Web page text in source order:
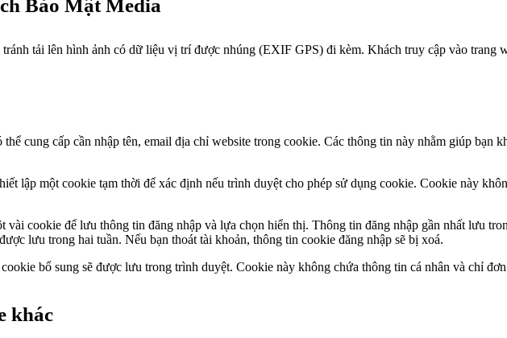
Bảo Mật Media
tải lên hình ảnh có dữ liệu vị trí được nhúng (EXIF GPS) đi kèm. Khách truy cập vào
cung cấp cần nhập tên, email địa chỉ website trong cookie. Các thông tin này nhằm giúp
lập một cookie tạm thời để xác định nếu trình duyệt cho phép sử dụng cookie. Cookie này
vài cookie để lưu thông tin đăng nhập và lựa chọn hiển thị. Thông tin đăng nhập gần nhất lưu
lưu trong hai tuần. Nếu bạn thoát tài khoản, thông tin cookie đăng nhập sẽ bị xoá.
bổ sung sẽ được lưu trong trình duyệt. Cookie này không chứa thông tin cá nhân và chỉ
khác